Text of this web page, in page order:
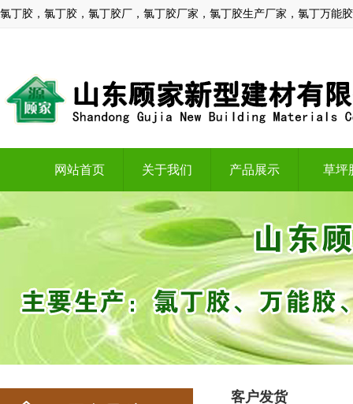
氯丁胶，氯丁胶，氯丁胶厂，氯丁胶厂家，氯丁胶生产厂家，氯丁万能
网站首页 关于我们 产品展示 草坪
客户发货